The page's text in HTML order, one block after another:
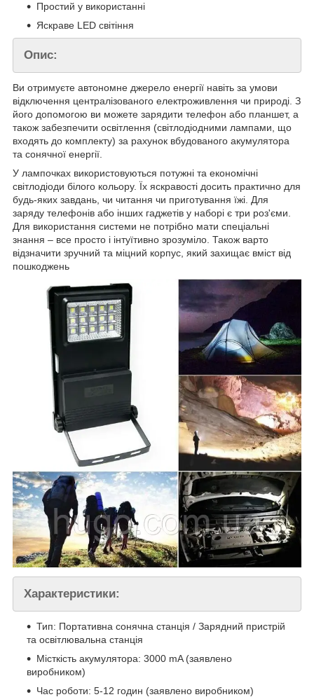
Простий у використанні
Яскраве LED світіння
Опис:
Ви отримуєте автономне джерело енергії навіть за умови
відключення централізованого електроживлення чи природі. З
його допомогою ви можете зарядити телефон або планшет, а
також забезпечити освітлення (світлодіодними лампами, що
входять до комплекту) за рахунок вбудованого акумулятора
та сонячної енергії.
У лампочках використовуються потужні та економічні
світлодіоди білого кольору. Їх яскравості досить практично для
будь-яких завдань, чи читання чи приготування їжі. Для
заряду телефонів або інших гаджетів у наборі є три роз'єми.
Для використання системи не потрібно мати спеціальні
знання – все просто і інтуїтивно зрозуміло. Також варто
відзначити зручний та міцний корпус, який захищає вміст від
пошкоджень
Характеристики:
Тип: Портативна сонячна станція / Зарядний пристрій
та освітлювальна станція
Місткість акумулятора: 3000 mA (заявлено
виробником)
Час роботи: 5-12 годин (заявлено виробником)